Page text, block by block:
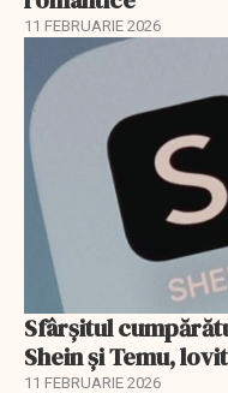
11 FEBRUARIE 2026
Sfârșitul
Shein și Temu,
11 FEBRUARIE 2026